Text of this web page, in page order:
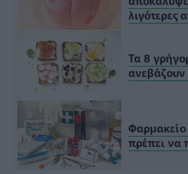
λιγότερες
Τα 8
πρέπει να